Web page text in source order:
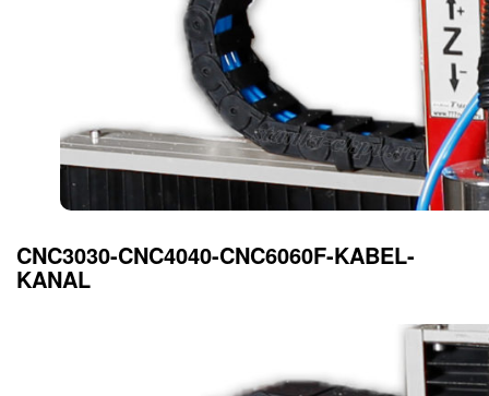
CNC3030-CNC4040-CNC6060F-KABEL-
KANAL